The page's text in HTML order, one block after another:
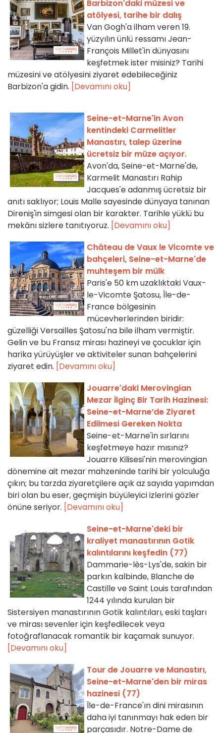
Barbizon'daki müzesi ve
atölyesi, tarihe bir dalış
Van Gogh'a ilham veren 19.
yüzyılın ünlü ressamı Jean-
François Millet'in dünyasını
keşfetmek ister misiniz? Tarihi
müzesini ve atölyesini ziyaret edebileceğiniz
Barbizon'a gidin. [Devamını oku]
Seine-et-Marne'in Avon
kentindeki Carmelitler
Manastırı, talep üzerine
ücretsiz bir müze açıyor.
Avon'da, Seine-et-Marne'de,
Karmelit Manastırı Rahip
Jacques'e adanmış ücretsiz bir
anıtı saklıyor; Louis Malle sayesinde dünyaya tanınan
Direniş'in simgesi olan bir karakter. Tarihle yüklü bu
mekânı sizlere tanıtıyoruz. [Devamını oku]
Château de Vaux le Vicomte ve
bahçeleri, Seine-et-Marne'de
muhteşem bir mülk
Paris'e 50 km uzaklıktaki Vaux-
le-Vicomte Şatosu, Île-de-
France bölgesinin
mücevherlerinden biridir:
güzelliği Versailles Şatosu'na bile ilham vermiştir.
Gelin ve bu Fransız mirası hazineyi ve çocuklar için
harika yürüyüşler ve aktiviteler sunan bahçelerini
ziyaret edin. [Devamını oku]
Jouarre'daki Merovingian
Mezar İlginç Bir Tarih Hazinesi:
Seine-et-Marne’de Ziyaret
Edilmesi Gereken Nokta
Seine-et-Marne'in sırlarını
keşfetmeye hazır mısınız?
Jouarre Kilisesi'nin merovingian
dönemine ait mezar mahzeninde tarihi bir yolculuğa
çıkın; bu tarzda ziyaretçilere açık az sayıda yapımdan
biri olan bu eser, geçmişin büyüleyici izlerini gözler
önüne seriyor. [Devamını oku]
Seine-et-Marne'deki bir
kraliyet manastırının Gotik
kalıntılarını keşfedin (77)
Dammarie-lès-Lys'de, sakin bir
parkın kalbinde, Blanche de
Castille ve Saint Louis tarafından
1244 yılında kurulan bir
Sistersiyen manastırının Gotik kalıntıları, eski taşları
ve mirası sevenler için keşfedilecek veya
fotoğraflanacak romantik bir kaçamak sunuyor.
[Devamını oku]
Tour de Jouarre ve Manastırı,
Seine-et-Marne'den bir miras
hazinesi (77)
Île-de-France'ın dini mirasının
daha iyi tanınmayı hak eden bir
parçasıdır. Notre-Dame de